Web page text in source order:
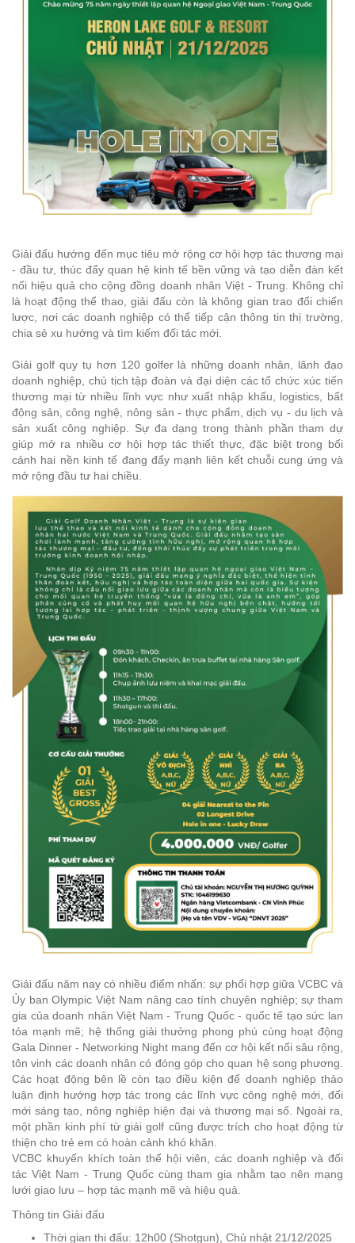
Giải đấu hướng đến mục tiêu mở rộng cơ hội hợp tác thương mại
- đầu tư, thúc đẩy quan hệ kinh tế bền vững và tạo diễn đàn kết
nối hiệu quả cho cộng đồng doanh nhân Việt - Trung. Không chỉ
là hoạt động thể thao, giải đấu còn là không gian trao đổi chiến
lược, nơi các doanh nghiệp có thể tiếp cận thông tin thị trường,
chia sẻ xu hướng và tìm kiếm đối tác mới.
Giải golf quy tụ hơn 120 golfer là những doanh nhân, lãnh đạo
doanh nghiệp, chủ tịch tập đoàn và đại diện các tổ chức xúc tiến
thương mại từ nhiều lĩnh vực như xuất nhập khẩu, logistics, bất
động sản, công nghệ, nông sản - thực phẩm, dịch vụ - du lịch và
sản xuất công nghiệp. Sự đa dạng trong thành phần tham dự
giúp mở ra nhiều cơ hội hợp tác thiết thực, đặc biệt trong bối
cảnh hai nền kinh tế đang đẩy mạnh liên kết chuỗi cung ứng và
mở rộng đầu tư hai chiều.
Giải đấu năm nay có nhiều điểm nhấn: sự phối hợp giữa VCBC và
Ủy ban Olympic Việt Nam nâng cao tính chuyên nghiệp; sự tham
gia của doanh nhân Việt Nam - Trung Quốc - quốc tế tạo sức lan
tỏa mạnh mẽ; hệ thống giải thưởng phong phú cùng hoạt động
Gala Dinner - Networking Night mang đến cơ hội kết nối sâu rộng,
tôn vinh các doanh nhân có đóng góp cho quan hệ song phương.
Các hoạt động bên lề còn tạo điều kiện để doanh nghiệp thảo
luận định hướng hợp tác trong các lĩnh vực công nghệ mới, đổi
mới sáng tạo, nông nghiệp hiện đại và thương mại số. Ngoài ra,
một phần kinh phí từ giải golf cũng được trích cho hoạt động từ
thiện cho trẻ em có hoàn cảnh khó khăn.
VCBC khuyến khích toàn thể hội viên, các doanh nghiệp và đối
tác Việt Nam - Trung Quốc cùng tham gia nhằm tạo nên mạng
lưới giao lưu – hợp tác mạnh mẽ và hiệu quả.
Thông tin Giải đấu
Thời gian thi đấu: 12h00 (Shotgun), Chủ nhật 21/12/2025